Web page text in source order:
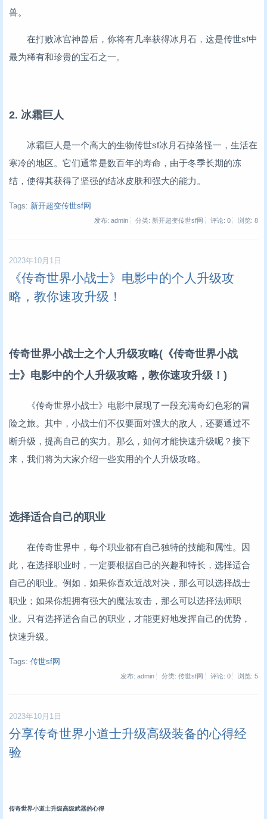
兽。
在打败冰宫神兽后，你将有几率获得冰月石，这是传世sf中
最为稀有和珍贵的宝石之一。
2. 冰霜巨人
冰霜巨人是一个高大的生物传世sf冰月石掉落怪一，生活在
寒冷的地区。它们通常是数百年的寿命，由于冬季长期的冻
结，使得其获得了坚强的结冰皮肤和强大的能力。
Tags: 新开超变传世sf网
发布: admin 分类: 新开超变传世sf网 评论: 0 浏览: 8
2023年10月1日
《传奇世界小战士》电影中的个人升级攻
略，教你速攻升级！
传奇世界小战士之个人升级攻略(《传奇世界小战
士》电影中的个人升级攻略，教你速攻升级！)
《传奇世界小战士》电影中展现了一段充满奇幻色彩的冒
险之旅。其中，小战士们不仅要面对强大的敌人，还要通过不
断升级，提高自己的实力。那么，如何才能快速升级呢？接下
来，我们将为大家介绍一些实用的个人升级攻略。
选择适合自己的职业
在传奇世界中，每个职业都有自己独特的技能和属性。因
此，在选择职业时，一定要根据自己的兴趣和特长，选择适合
自己的职业。例如，如果你喜欢近战对决，那么可以选择战士
职业；如果你想拥有强大的魔法攻击，那么可以选择法师职
业。只有选择适合自己的职业，才能更好地发挥自己的优势，
快速升级。
Tags: 传世sf网
发布: admin 分类: 传世sf网 评论: 0 浏览: 5
2023年10月1日
分享传奇世界小道士升级高级装备的心得经
验
传奇世界小道士升级高级武器的心得